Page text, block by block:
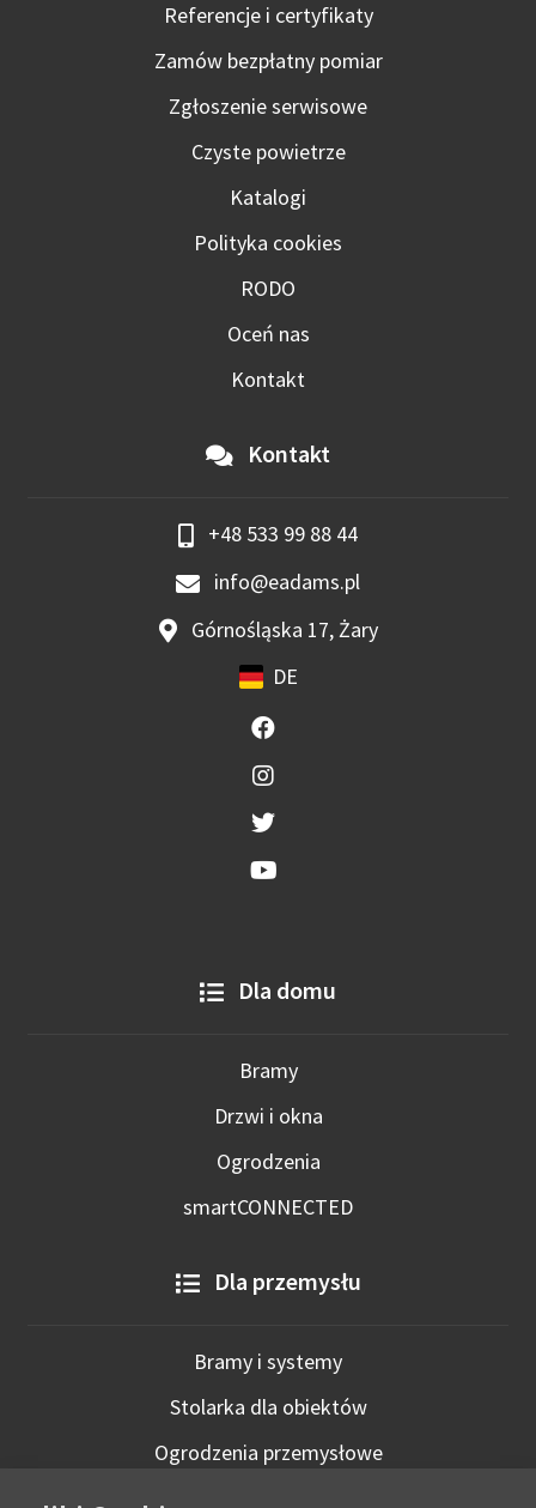
Referencje i certyfikaty
Zamów bezpłatny pomiar
Zgłoszenie serwisowe
Czyste powietrze
Katalogi
Polityka cookies
RODO
Oceń nas
Kontakt
Kontakt
+48 533 99 88 44
info@eadams.pl
Górnośląska 17, Żary
DE
Dla domu
Bramy
Drzwi i okna
Ogrodzenia
smartCONNECTED
Dla przemysłu
Bramy i systemy
Stolarka dla obiektów
Ogrodzenia przemysłowe